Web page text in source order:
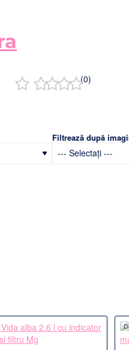
(0)
Filtrează după